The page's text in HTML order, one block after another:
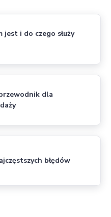
jest i do czego służy
dla
błędów